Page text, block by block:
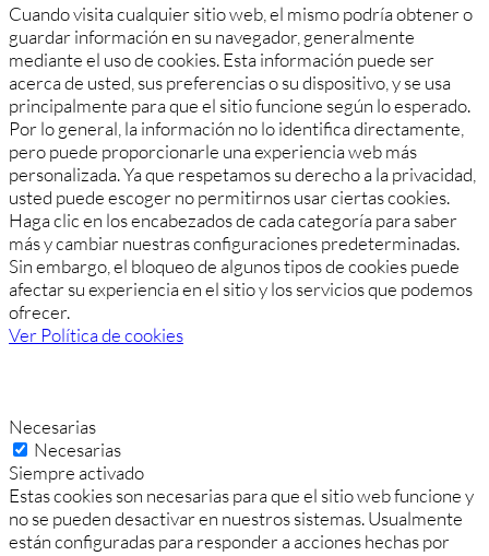
Cuando visita cualquier sitio web, el mismo podría obtener o
guardar información en su navegador, generalmente
mediante el uso de cookies. Esta información puede ser
acerca de usted, sus preferencias o su dispositivo, y se usa
principalmente para que el sitio funcione según lo esperado.
Por lo general, la información no lo identifica directamente,
pero puede proporcionarle una experiencia web más
personalizada. Ya que respetamos su derecho a la privacidad,
usted puede escoger no permitirnos usar ciertas cookies.
Haga clic en los encabezados de cada categoría para saber
más y cambiar nuestras configuraciones predeterminadas.
Sin embargo, el bloqueo de algunos tipos de cookies puede
afectar su experiencia en el sitio y los servicios que podemos
ofrecer.
Ver Política de cookies
Necesarias
Necesarias
Siempre activado
Estas cookies son necesarias para que el sitio web funcione y
no se pueden desactivar en nuestros sistemas. Usualmente
están configuradas para responder a acciones hechas por